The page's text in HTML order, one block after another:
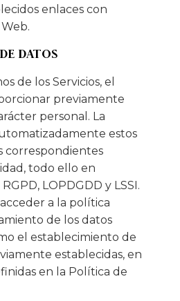
enlaces con
DATOS
de los Servicios, el
previamente
personal. La
estos
correspondientes
todo ello en
LOPDGDD y LSSI.
a la política
de los datos
el establecimiento de
establecidas, en
en la Política de